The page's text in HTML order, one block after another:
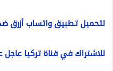
لتحميل تطبيق واتساب أزرق
للاشتراك في قناة تركيا